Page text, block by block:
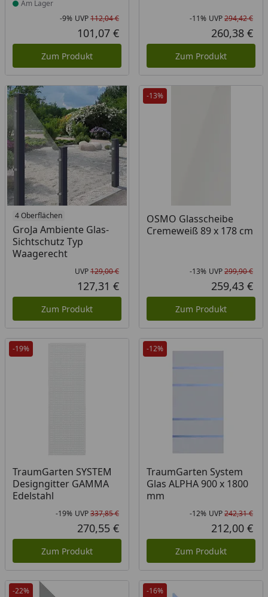
Am Lager
Rabatt in Prozent
-9%
Ursprünglicher Preis
UVP112,04 €
Aktueller Preis
101,07 €
Zum Produkt
-11% UVP294,42 €
260,38 €
Zum Produkt
4 Oberflächen
GroJa Ambiente Glas-
Sichtschutz Typ
Waagerecht
Ursprünglicher Preis
UVP129,00 €
Aktueller Preis
127,31 €
Zum Produkt
-13%
OSMO Glasscheibe
Cremeweiß 89 x 178 cm
-13% UVP299,90 €
259,43 €
Zum Produkt
-19%
TraumGarten SYSTEM
Designgitter GAMMA
Edelstahl
Rabatt in Prozent
-19%
Ursprünglicher Preis
UVP337,85 €
Aktueller Preis
270,55 €
Zum Produkt
-12%
TraumGarten System
Glas ALPHA 900 x 1800
mm
-12% UVP242,31 €
212,00 €
Zum Produkt
-22% -16%